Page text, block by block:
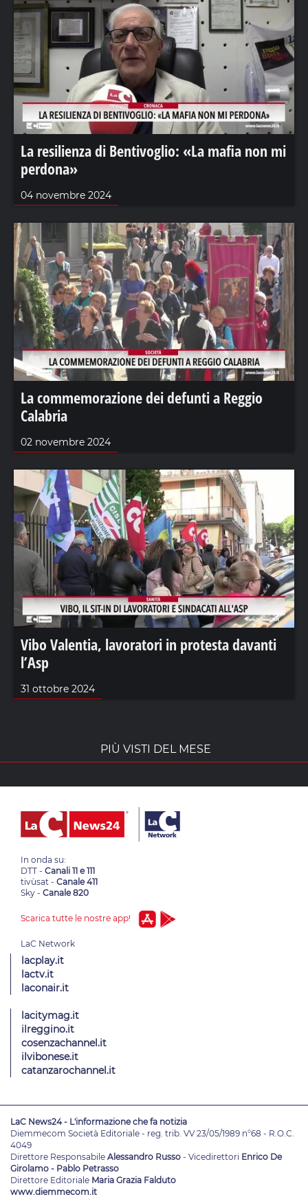
La resilienza di Bentivoglio: «La mafia non mi
perdona»
04 novembre 2024
La commemorazione dei defunti a Reggio
Calabria
02 novembre 2024
Vibo Valentia, lavoratori in protesta davanti
l’Asp
31 ottobre 2024
PIÙ VISTI DEL MESE
In onda su:
DTT - Canali 11 e 111
tivùsat - Canale 411
Sky - Canale 820
Scarica tutte le nostre app!
lacplay.it
lactv.it
laconair.it
lacitymag.it
ilreggino.it
cosenzachannel.it
ilvibonese.it
catanzarochannel.it
LaC News24 - L'informazione che fa notizia
Diemmecom Società Editoriale - reg. trib. VV 23/05/1989 n°68 - R.O.C.
4049
Direttore Responsabile Alessandro Russo - Vicedirettori Enrico De
Girolamo - Pablo Petrasso
Direttore Editoriale Maria Grazia Falduto
www.diemmecom.it